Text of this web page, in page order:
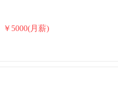
￥5000(月薪)